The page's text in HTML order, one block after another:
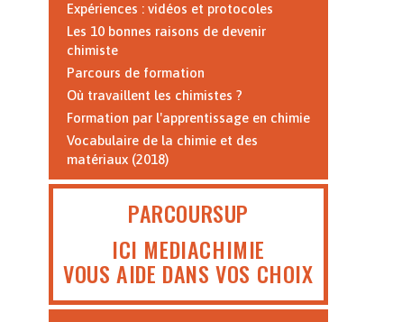
Expériences : vidéos et protocoles
Les 10 bonnes raisons de devenir
chimiste
Parcours de formation
Où travaillent les chimistes ?
Formation par l'apprentissage en chimie
Vocabulaire de la chimie et des
matériaux (2018)
PARCOURSUP
ICI MEDIACHIMIE
VOUS AIDE DANS VOS CHOIX